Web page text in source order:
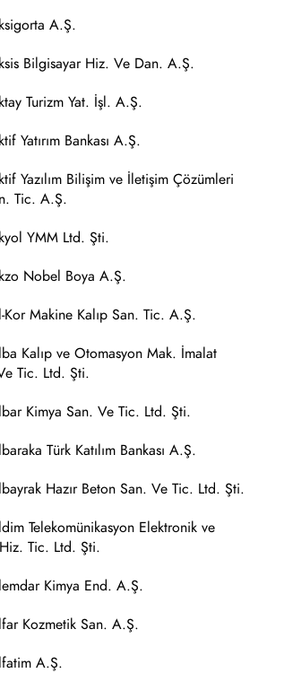
A.Ş.
Bilgisayar Hiz. Ve Dan. A.Ş.
Turizm Yat. İşl. A.Ş.
Yatırım Bankası A.Ş.
Yazılım Bilişim ve İletişim Çözümleri
Tic. A.Ş.
YMM Ltd. Şti.
Nobel Boya A.Ş.
Kor Makine Kalıp San. Tic. A.Ş.
Kalıp ve Otomasyon Mak. İmalat
Tic. Ltd. Şti.
Kimya San. Ve Tic. Ltd. Şti.
Türk Katılım Bankası A.Ş.
Hazır Beton San. Ve Tic. Ltd. Şti.
Telekomünikasyon Elektronik ve
Tic. Ltd. Şti.
Kimya End. A.Ş.
Kozmetik San. A.Ş.
A.Ş.